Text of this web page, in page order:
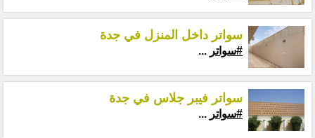
سواتر داخل المنزل في جدة
#سواتر ...
سواتر فيبر جلاس في جدة
#سواتر ...